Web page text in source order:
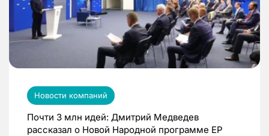
Новости компаний
Почти 3 млн идей: Дмитрий Медведев
рассказал о Новой Народной программе ЕР